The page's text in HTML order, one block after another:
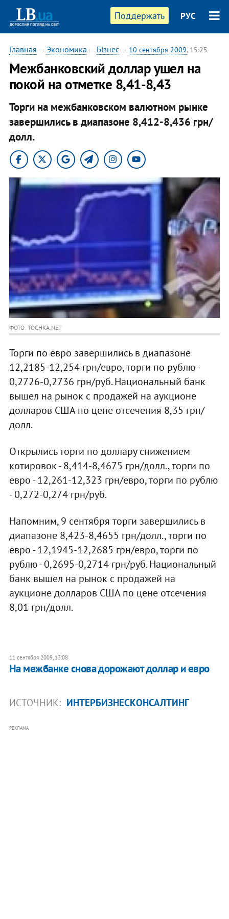
Поддержать РУС
Главная — Экономика — Бізнес— 10 сентября 2009, 15:25
Межбанковский доллар ушел на
покой на отметке 8,41-8,43
Торги на межбанковском валютном рынке
завершились в диапазоне 8,412-8,436 грн/
долл.
ФОТО: TOCHKA.NET
Торги по евро завершились в диапазоне
12,2185-12,254 грн/евро, торги по рублю -
0,2726-0,2736 грн/руб. Национальный банк
вышел на рынок с продажей на аукционе
долларов США по цене отсечения 8,35 грн/
долл.
Открылись торги по доллару снижением
котировок - 8,414-8,4675 грн/долл., торги по
евро - 12,261-12,323 грн/евро, торги по рублю
- 0,272-0,274 грн/руб.
Напомним, 9 сентября торги завершились в
диапазоне 8,423-8,4655 грн/долл., торги по
евро - 12,1945-12,2685 грн/евро, торги по
рублю - 0,2695-0,2714 грн/руб. Национальный
банк вышел на рынок с продажей на
аукционе долларов США по цене отсечения
8,01 грн/долл.
11 сентября 2009, 13:08
На межбанке снова дорожают доллар и евро
ИСТОЧНИК: ИНТЕРБИЗНЕСКОНСАЛТИНГ
РЕКЛАМА